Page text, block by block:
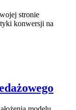
stronie
konwersji na